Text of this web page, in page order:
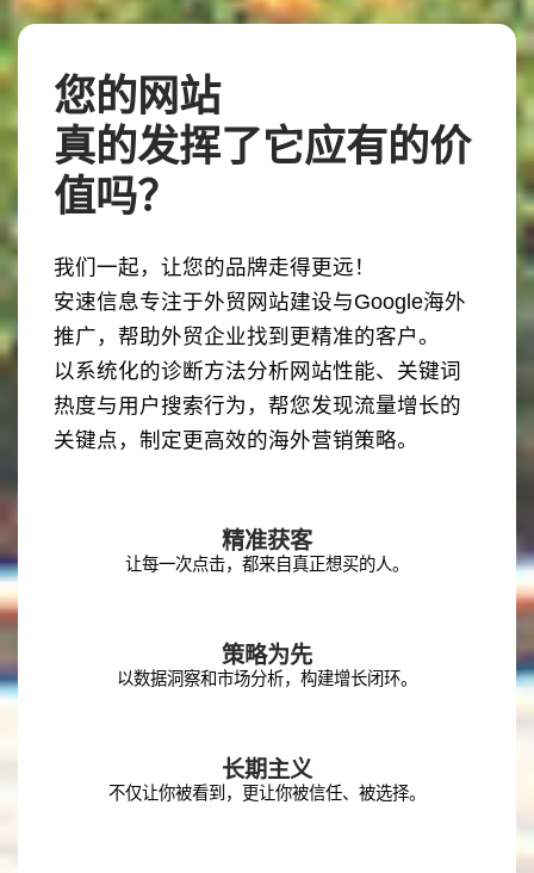
您的网站
真的发挥了它应有的价
值吗？
我们一起，让您的品牌走得更远！
安速信息专注于外贸网站建设与Google海外
推广，帮助外贸企业找到更精准的客户。
以系统化的诊断方法分析网站性能、关键词
热度与用户搜索行为，帮您发现流量增长的
关键点，制定更高效的海外营销策略。
精准获客
让每一次点击，都来自真正想买的人。
策略为先
以数据洞察和市场分析，构建增长闭环。
长期主义
不仅让你被看到，更让你被信任、被选择。